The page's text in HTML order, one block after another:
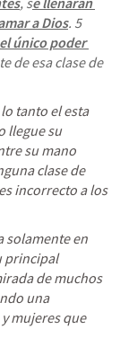
a Dios
. 5
único poder
de esa clase de
tanto el esta
llegue su
su mano
clase de
incorrecto a los
solamente en
principal
de muchos
una
mujeres que